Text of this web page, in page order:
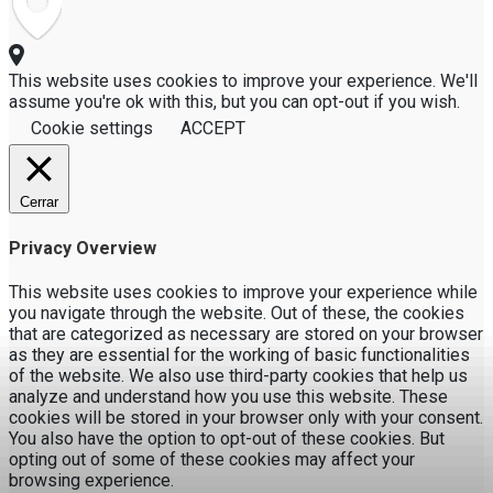
This website uses cookies to improve your experience. We'll
assume you're ok with this, but you can opt-out if you wish.
Cookie settings
ACCEPT
Cerrar
Privacy Overview
This website uses cookies to improve your experience while
you navigate through the website. Out of these, the cookies
that are categorized as necessary are stored on your browser
as they are essential for the working of basic functionalities
of the website. We also use third-party cookies that help us
analyze and understand how you use this website. These
cookies will be stored in your browser only with your consent.
You also have the option to opt-out of these cookies. But
opting out of some of these cookies may affect your
browsing experience.